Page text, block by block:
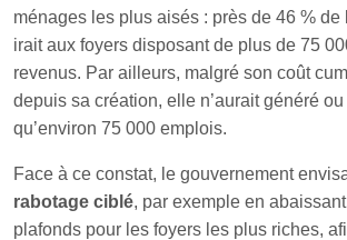
ménages les plus aisés : près de 46 % de
irait aux foyers disposant de plus de 75
revenus. Par ailleurs, malgré son coût
depuis sa création, elle n’aurait généré
qu’environ 75 000 emplois.
Face à ce constat, le gouvernement
rabotage ciblé, par exemple en
plafonds pour les foyers les plus riches,